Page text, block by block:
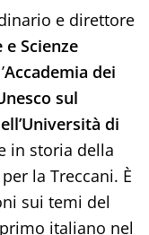
e direttore
Scienze
Accademia dei
sul
di
in storia della
la Treccani. È
sui temi del
italiano nel